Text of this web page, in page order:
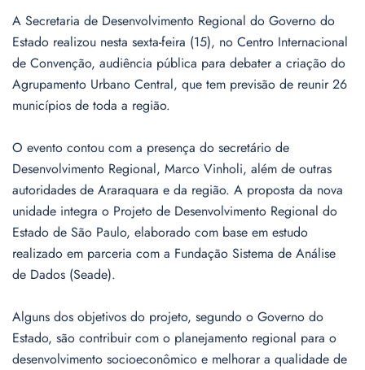
A Secretaria de Desenvolvimento Regional do Governo do
Estado realizou nesta sexta-feira (15), no Centro Internacional
de Convenção, audiência pública para debater a criação do
Agrupamento Urbano Central, que tem previsão de reunir 26
municípios de toda a região.
O evento contou com a presença do secretário de
Desenvolvimento Regional, Marco Vinholi, além de outras
autoridades de Araraquara e da região. A proposta da nova
unidade integra o Projeto de Desenvolvimento Regional do
Estado de São Paulo, elaborado com base em estudo
realizado em parceria com a Fundação Sistema de Análise
de Dados (Seade).
Alguns dos objetivos do projeto, segundo o Governo do
Estado, são contribuir com o planejamento regional para o
desenvolvimento socioeconômico e melhorar a qualidade de